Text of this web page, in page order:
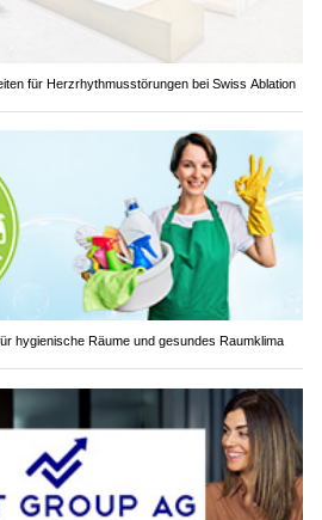
für Herzrhythmusstörungen bei Swiss Ablation
hygienische Räume und gesundes Raumklima